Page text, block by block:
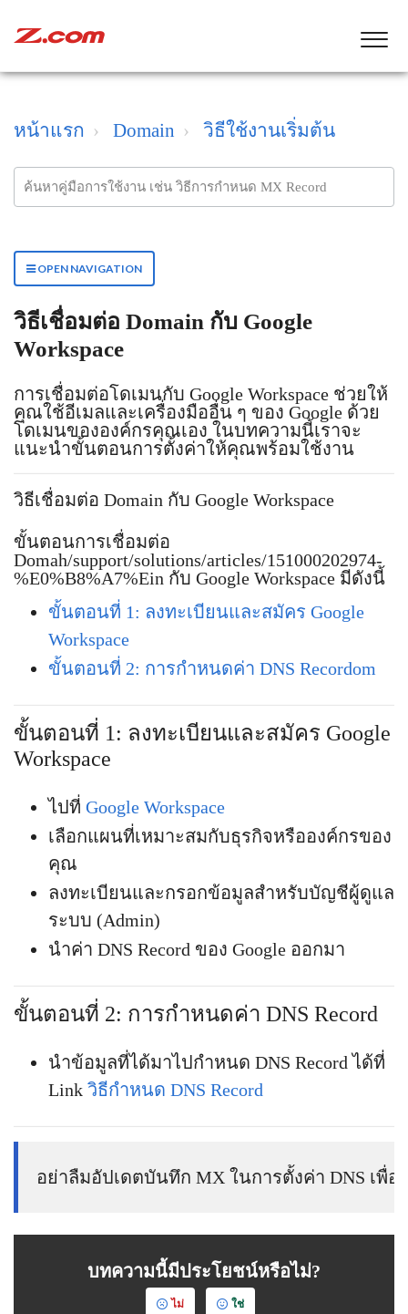
หน้าแรก Domain วิธีใช้งานเริ่มต้น
OPEN NAVIGATION
วิธีเชื่อมต่อ Domain กับ Google
Workspace
การเชื่อมต่อโดเมนกับ Google Workspace ช่วยให้
คุณใช้อีเมลและเครื่องมืออื่น ๆ ของ Google ด้วย
โดเมนขององค์กรคุณเอง ในบทความนี้เราจะ
แนะนำขั้นตอนการตั้งค่าให้คุณพร้อมใช้งาน
วิธีเชื่อมต่อ Domain กับ Google Workspace
ขั้นตอนการเชื่อมต่อ
Domah/support/solutions/articles/151000202974-
%E0%B8%A7%Ein กับ Google Workspace มีดังนี้
ขั้นตอนที่ 1: ลงทะเบียนและสมัคร Google
Workspace
ขั้นตอนที่ 2: การกำหนดค่า DNS Recordom
ขั้นตอนที่ 1: ลงทะเบียนและสมัคร Google
Workspace
ไปที่ Google Workspace
เลือกแผนที่เหมาะสมกับธุรกิจหรือองค์กรของ
คุณ
ลงทะเบียนและกรอกข้อมูลสำหรับบัญชีผู้ดูแล
ระบบ (Admin)
นำค่า DNS Record ของ Google ออกมา
ขั้นตอนที่ 2: การกำหนดค่า DNS Record
นำข้อมูลที่ได้มาไปกำหนด DNS Record ได้ที่
Link วิธีกำหนด DNS Record
อย่าลืมอัปเดตบันทึก MX ในการตั้งค่า DNS เพื่อ
บทความนี้มีประโยชน์หรือไม่?
ไม่ ใช่